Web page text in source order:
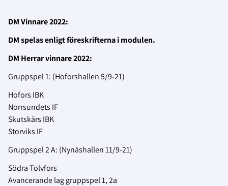
DM Vinnare 2022:
DM spelas enligt föreskrifterna i modulen.
DM Herrar vinnare 2022:
Gruppspel 1: (Hoforshallen 5/9-21)
Hofors IBK
Norrsundets IF
Skutskärs IBK
Storviks IF
Gruppspel 2 A: (Nynäshallen 11/9-21)
Södra Tolvfors
Avancerande lag gruppspel 1, 2a